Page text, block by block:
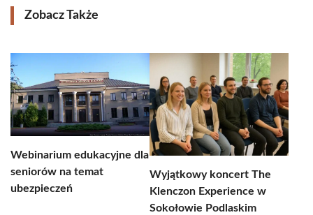
Zobacz Także
Webinarium edukacyjne dla
seniorów na temat
ubezpieczeń
Wyjątkowy koncert The
Klenczon Experience w
Sokołowie Podlaskim